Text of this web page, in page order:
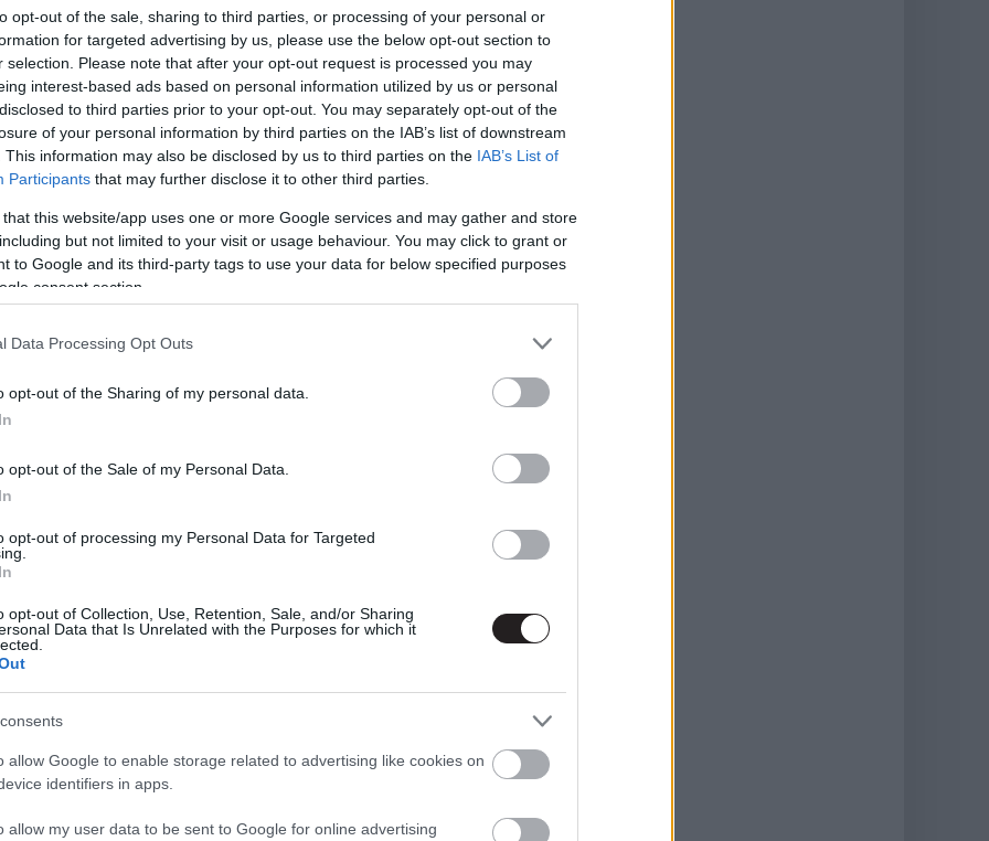
opt-out of the sale, sharing to third parties, or processing of your personal or
for targeted advertising by us, please use the below opt-out section to
selection. Please note that after your opt-out request is processed you may
interest-based ads based on personal information utilized by us or personal
to third parties prior to your opt-out. You may separately opt-out of the
of your personal information by third parties on the IAB’s list of downstream
This information may also be disclosed by us to third parties on the IAB’s List of
Participants that may further disclose it to other third parties.
that this website/app uses one or more Google services and may gather and store
but not limited to your visit or usage behaviour. You may click to grant or
to Google and its third-party tags to use your data for below specified purposes
consent section.
Data Processing Opt Outs
opt-out of the Sharing of my personal data.
opt-out of the Sale of my Personal Data.
opt-out of processing my Personal Data for Targeted
opt-out of Collection, Use, Retention, Sale, and/or Sharing
Data that Is Unrelated with the Purposes for which it
allow Google to enable storage related to advertising like cookies on
identifiers in apps.
allow my user data to be sent to Google for online advertising
földönkívüli élet. Nagy vonalakban így lehet
ami az Oatsban is visszaköszön. Vegyük
valószínűleg mindig érdekelni fogja, hogy
és mi történhet az esetben, ha ez a valami
rendezőnek, a megvalósítás azonban már komoly
lenni. Blomkamp éppen emiatt választotta a
állíthat fel megválaszolást vagy részletes
van szó, hogy összecsapott forgatókönyvvel áll
adta lehetőségeket, miszerint az alapkonfliktus
Iratkozz fel a hírlevelünkre, mert
akarsz lemaradni.
és azt elfogadom.